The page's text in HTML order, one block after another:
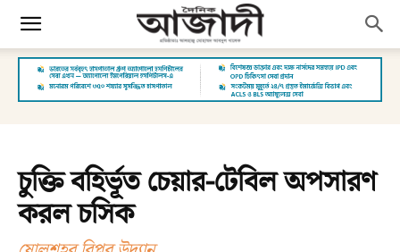
চুক্তি বহির্ভূত চেয়ার-টেবিল অপসারণ
করল চসিক